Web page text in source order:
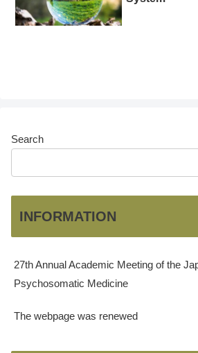
Search
INFORMATION
27th Annual Academic Meeting of the
Psychosomatic Medicine
The webpage was renewed